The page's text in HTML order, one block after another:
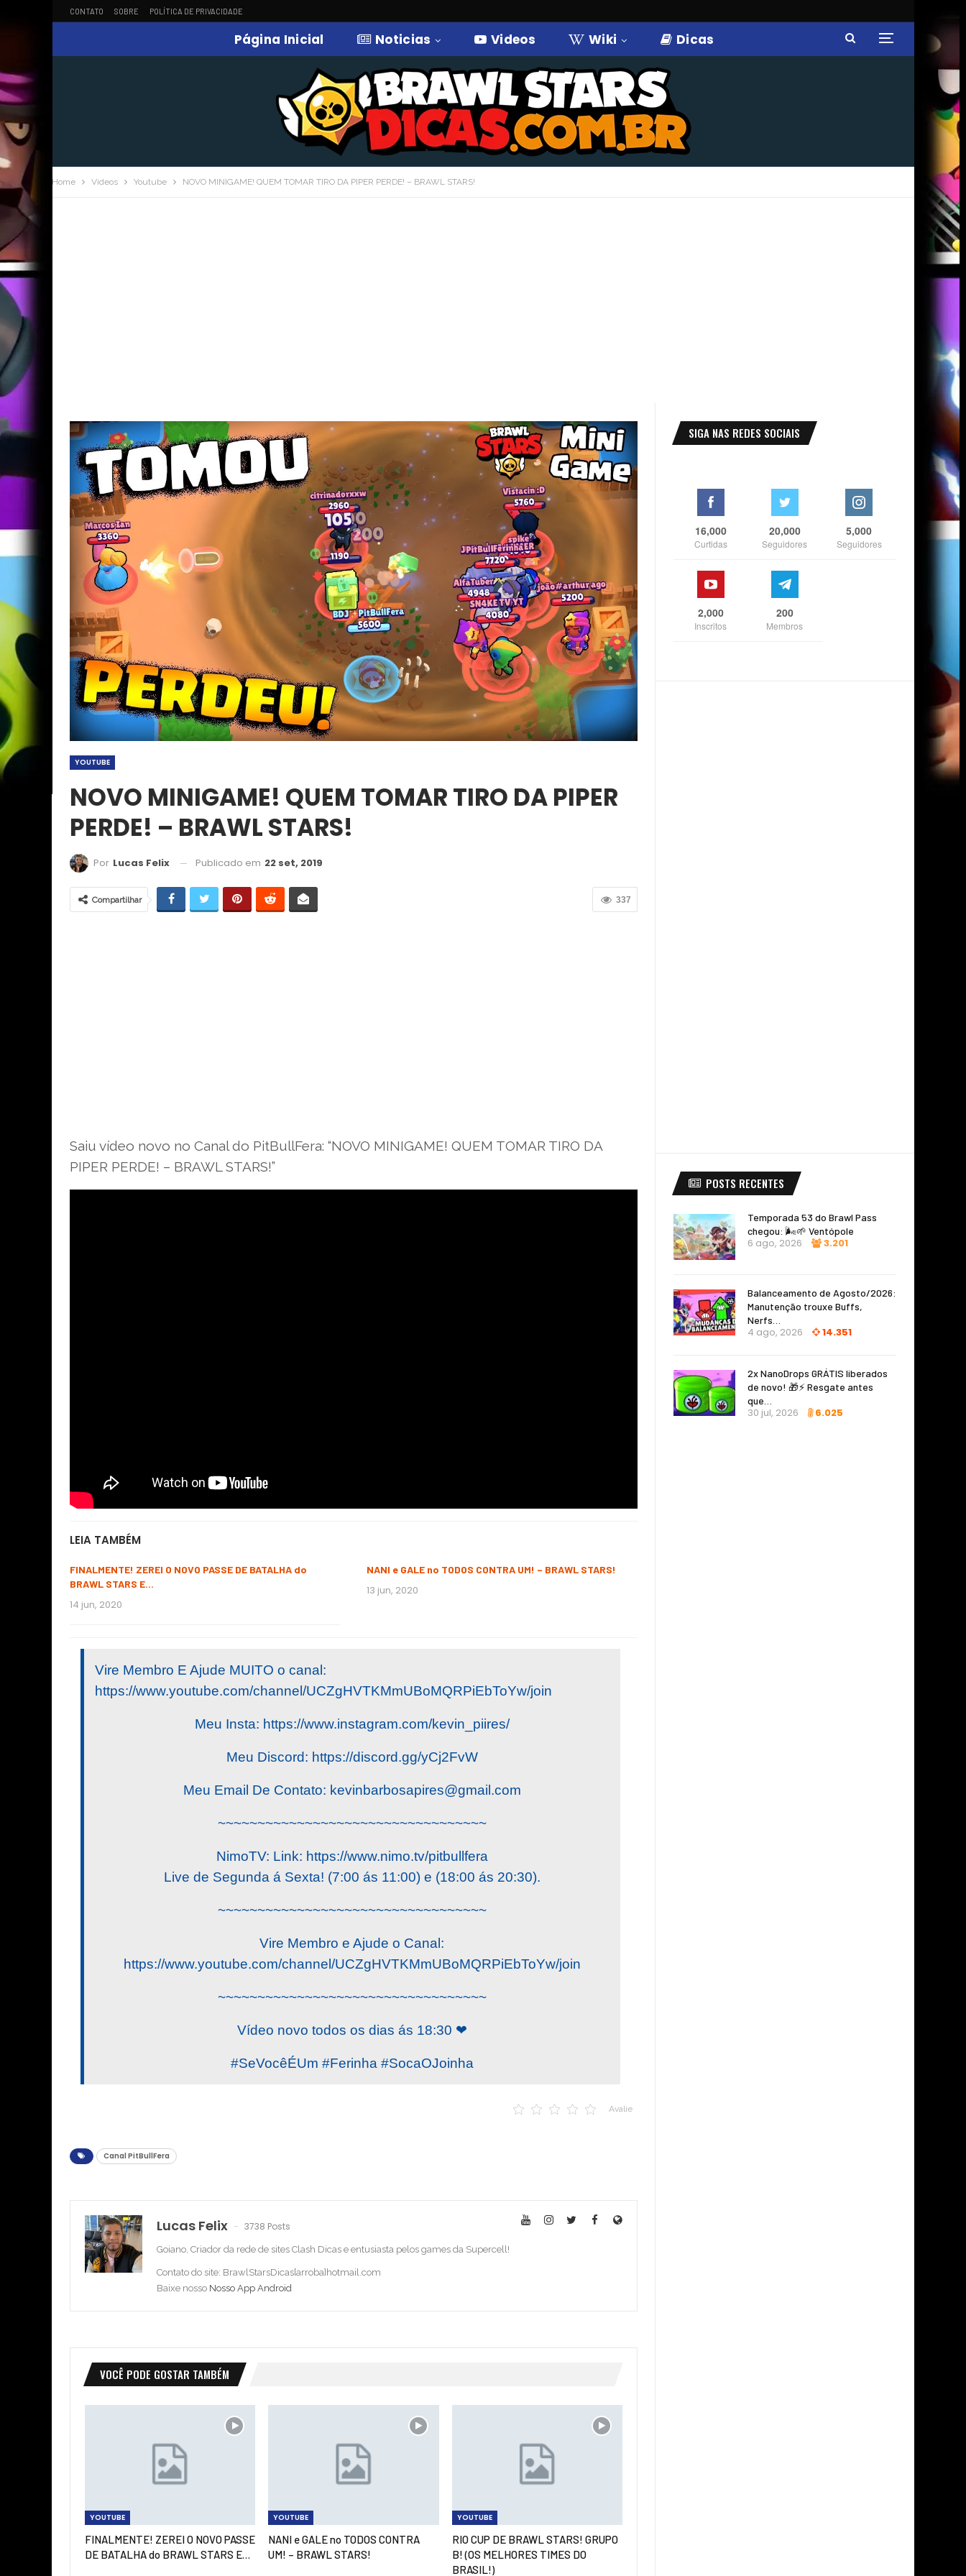
CONTATO SOBRE POLÍTICA DE PRIVACIDADE
Página Inicial Noticias Videos Wiki Dicas
Home Videos Youtube NOVO MINIGAME! QUEM TOMAR TIRO DA PIPER PERDE! – BRAWL STARS!
YOUTUBE
NOVO MINIGAME! QUEM TOMAR TIRO DA PIPER
PERDE! – BRAWL STARS!
Por Lucas Felix Publicado em 22 set, 2019
337
Compartilhar
Saiu vídeo novo no Canal do PitBullFera: “NOVO MINIGAME! QUEM TOMAR TIRO DA
PIPER PERDE! – BRAWL STARS!”
LEIA TAMBÉM
FINALMENTE! ZEREI O NOVO PASSE DE BATALHA do
BRAWL STARS E…
14 jun, 2020
NANI e GALE no TODOS CONTRA UM! – BRAWL STARS!
13 jun, 2020
Vire Membro E Ajude MUITO o canal:
https://www.youtube.com/channel/UCZgHVTKMmUBoMQRPiEbToYw/join
Meu Insta: https://www.instagram.com/kevin_piires/
Meu Discord: https://discord.gg/yCj2FvW
Meu Email De Contato: kevinbarbosapires@gmail.com
~~~~~~~~~~~~~~~~~~~~~~~~~~~~~~~~~~
NimoTV: Link: https://www.nimo.tv/pitbullfera
Live de Segunda á Sexta! (7:00 ás 11:00) e (18:00 ás 20:30).
~~~~~~~~~~~~~~~~~~~~~~~~~~~~~~~~~~
Vire Membro e Ajude o Canal:
https://www.youtube.com/channel/UCZgHVTKMmUBoMQRPiEbToYw/join
~~~~~~~~~~~~~~~~~~~~~~~~~~~~~~~~~~
Vídeo novo todos os dias ás 18:30 ❤
#SeVocêÉUm #Ferinha #SocaOJoinha
Avalie
Canal PitBullFera
Lucas Felix 3738 Posts
Goiano, Criador da rede de sites Clash Dicas e entusiasta pelos games da Supercell!
Contato do site: BrawlStarsDicas[arroba]hotmail.com
Baixe nosso Nosso App Android
VOCÊ PODE GOSTAR TAMBÉM
YOUTUBE
FINALMENTE! ZEREI O NOVO PASSE
DE BATALHA do BRAWL STARS E…
YOUTUBE
NANI e GALE no TODOS CONTRA
UM! – BRAWL STARS!
YOUTUBE
RIO CUP DE BRAWL STARS! GRUPO
B! (OS MELHORES TIMES DO
BRASIL!)
SIGA NAS REDES SOCIAIS
16,000
Curtidas
20,000
Seguidores
5,000
Seguidores
2,000
Inscritos
200
Membros
POSTS RECENTES
Temporada 53 do Brawl Pass
chegou: 🌬️🌱 Ventópole
6 ago, 2026 3.201
Balanceamento de Agosto/2026:
Manutenção trouxe Buffs,
Nerfs…
4 ago, 2026 14.351
2x NanoDrops GRÁTIS liberados
de novo! 🎁⚡ Resgate antes
que…
30 jul, 2026 6.025